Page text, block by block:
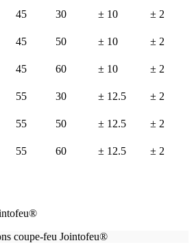
45 30 ± 10
± 2
45 50 ± 10
± 2
45 60 ± 10
± 2
55 30 ± 12.5
± 2
55 50 ± 12.5
± 2
55 60 ± 12.5 ± 2
coupe-feu Jointofeu®